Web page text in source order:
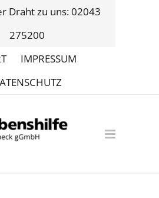
Draht zu uns: 02043
275200
IMPRESSUM